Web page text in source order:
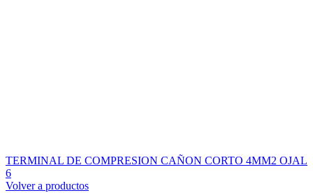
TERMINAL DE COMPRESION CAÑON CORTO 4MM2 OJAL
6
Volver a productos